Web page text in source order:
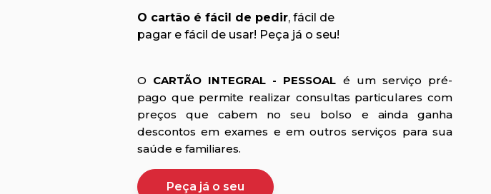
O cartão é fácil de pedir, fácil de
pagar e fácil de usar! Peça já o seu!
O CARTÃO INTEGRAL - PESSOAL é um serviço pré-
pago que permite realizar consultas particulares com
preços que cabem no seu bolso e ainda ganha
descontos em exames e em outros serviços para sua
saúde e familiares.
Peça já o seu